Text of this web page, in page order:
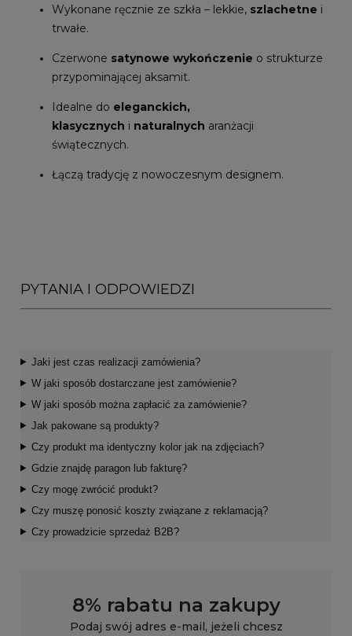
Wykonane ręcznie ze szkła – lekkie, szlachetne i
trwałe.
Czerwone satynowe wykończenie o strukturze
przypominającej aksamit.
Idealne do eleganckich,
klasycznych i naturalnych aranżacji
świątecznych.
Łączą tradycję z nowoczesnym designem.
PYTANIA I ODPOWIEDZI
Jaki jest czas realizacji zamówienia?
W jaki sposób dostarczane jest zamówienie?
W jaki sposób można zapłacić za zamówienie?
Jak pakowane są produkty?
Czy produkt ma identyczny kolor jak na zdjęciach?
Gdzie znajdę paragon lub fakturę?
Czy mogę zwrócić produkt?
Czy muszę ponosić koszty związane z reklamacją?
Czy prowadzicie sprzedaż B2B?
8% rabatu na zakupy
Podaj swój adres e-mail, jeżeli chcesz